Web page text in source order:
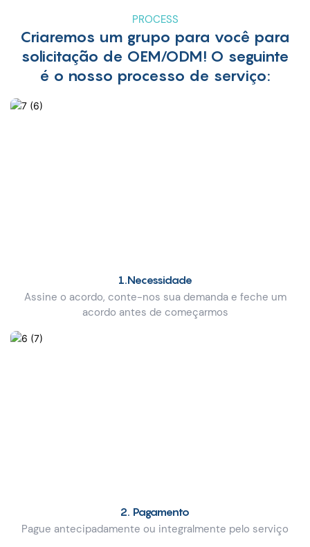
PROCESS
Criaremos um grupo para você para
solicitação de OEM/ODM! O seguinte
é o nosso processo de serviço:
1.Necessidade
Assine o acordo, conte-nos sua demanda e feche um
acordo antes de começarmos
2. Pagamento
Pague antecipadamente ou integralmente pelo serviço